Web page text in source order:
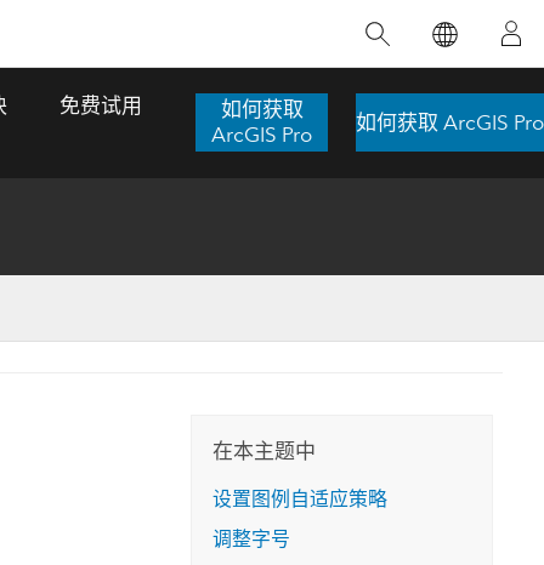
互式地图，探索产品功能，或者直接开始免
动提供了有力支持。
数字孪生体
推荐书籍
转至书籍详情
免费试用
如何获取
ArcGIS Pro
如何获取 ArcGIS Pro
在本主题中
设置图例自适应策略
调整字号